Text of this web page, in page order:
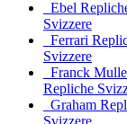
Ebel
Svizzere
Ferrari
Svizzere
Franck
Repliche
Graham